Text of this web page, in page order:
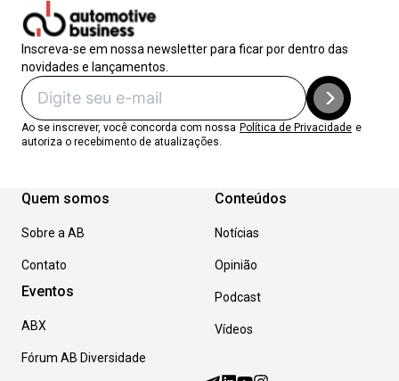
Inscreva-se em nossa newsletter para ficar por dentro das
novidades e lançamentos.
Ao se inscrever, você concorda com nossa Política de Privacidade e
autoriza o recebimento de atualizações.
Quem somos
Sobre a AB
Contato
Eventos
ABX
Fórum AB Diversidade
Conteúdos
Notícias
Opinião
Podcast
Vídeos